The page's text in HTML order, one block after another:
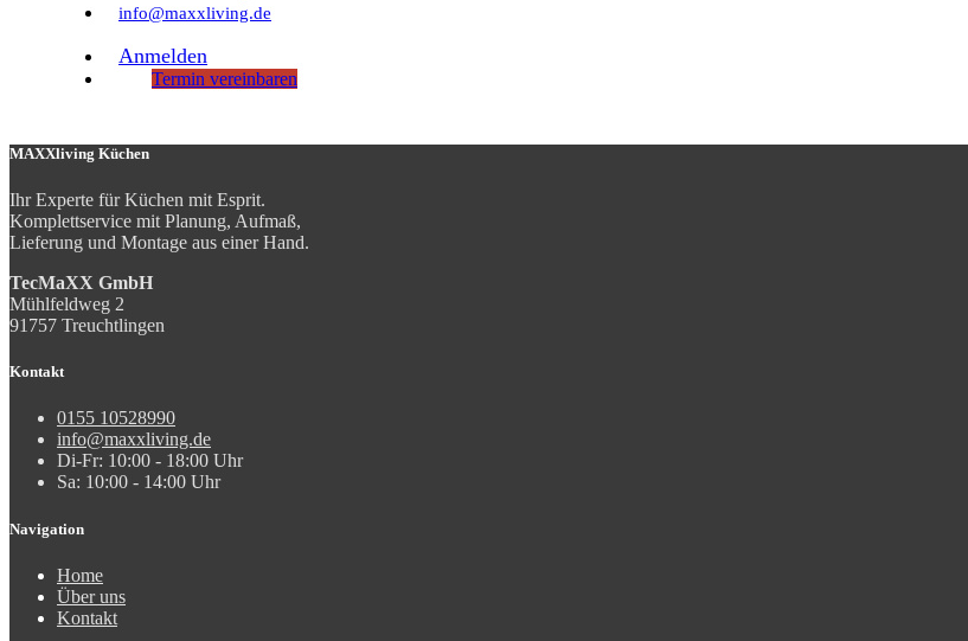
info@maxxliving.de
Anmelden
Termin vereinbaren
MAXXliving Küchen
Ihr Experte für Küchen mit Esprit.
Komplettservice mit Planung, Aufmaß,
Lieferung und Montage aus einer Hand.
TecMaXX GmbH
Mühlfeldweg 2
91757 Treuchtlingen
Kontakt
0155 10528990
info@maxxliving.de
Di-Fr: 10:00 - 18:00 Uhr
Sa: 10:00 - 14:00 Uhr
Navigation
Home
Über uns
Kontakt